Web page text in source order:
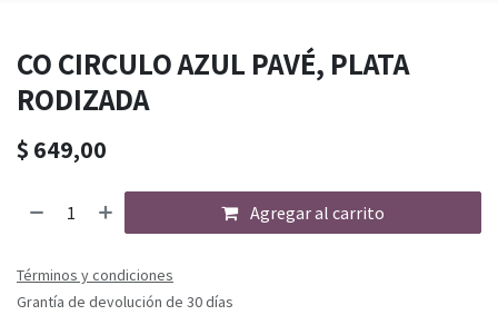
CO CIRCULO AZUL PAVÉ, PLATA
RODIZADA
$ 649,00
Agregar al carrito
Términos y condiciones
Grantía de devolución de 30 días